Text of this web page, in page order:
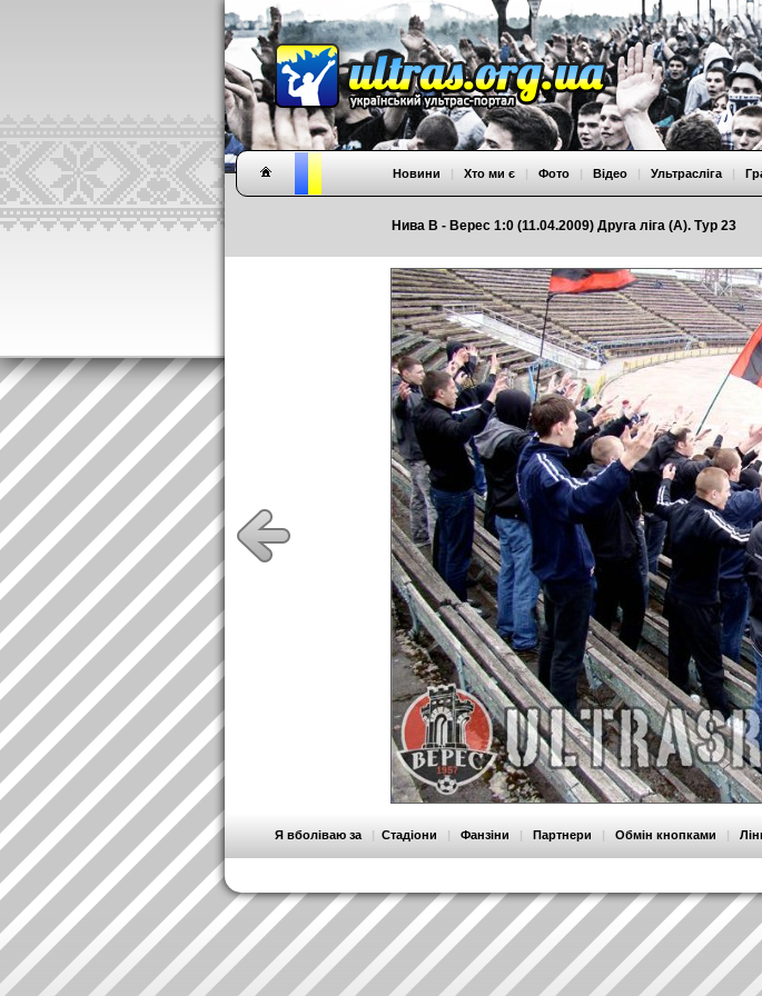
Нива В - Верес 1:0 (11.04.2009) Друга ліга (А). Тур 23
Новини | Хто ми є | Фото | Відео | Ультрасліга |
Я вболіваю за | Стадіони | Фанзіни | Партнери | Обмін кнопками |